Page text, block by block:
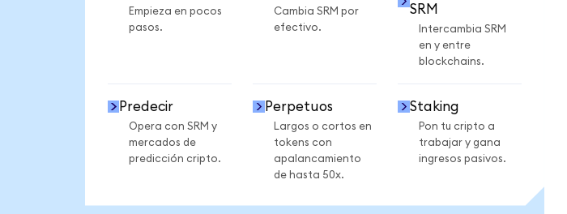
Empieza en pocos
pasos.
Cambia SRM por
efectivo.
SRM
Intercambia SRM
en y entre
blockchains.
Predecir
Opera con SRM y
mercados de
predicción cripto.
Perpetuos
Largos o cortos en
tokens con
apalancamiento
de hasta 50x.
Staking
Pon tu cripto a
trabajar y gana
ingresos pasivos.